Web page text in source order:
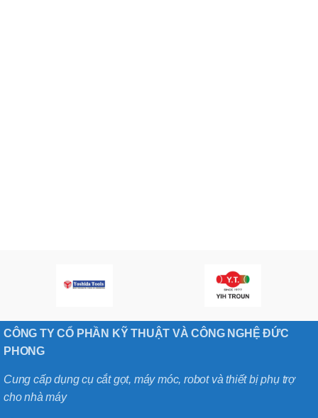
CÔNG TY CỔ PHẦN KỸ THUẬT VÀ CÔNG NGHỆ ĐỨC
PHONG
Cung cấp dụng cụ cắt gọt, máy móc, robot và thiết bị phụ trợ
cho nhà máy